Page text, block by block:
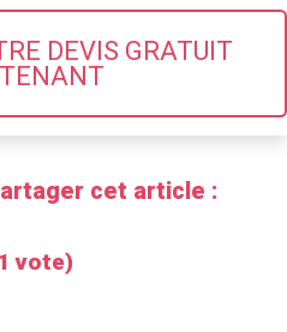
DEVIS GRATUIT
cet article :
vote)